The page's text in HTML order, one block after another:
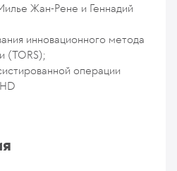
Жан-Рене и Геннадий
инновационного метода
(TORS);
операции